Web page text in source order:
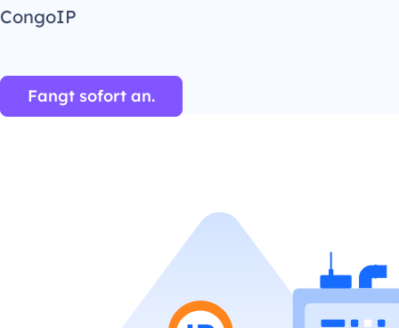
CongoIP
Fangt sofort an.